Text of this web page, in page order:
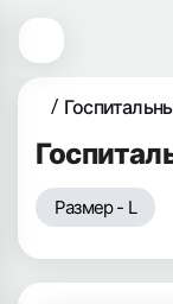
Размер - L